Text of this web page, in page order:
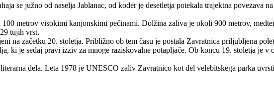
se južno od naselja Jablanac, od koder je desetletja potekala trajektna povezava
metrov visokimi kanjonskimi pečinami. Dolžina zaliva je okoli 900 metrov,
tujih vrst.
na začetku 20. stoletja. Približno ob tem času je postala Zavratnica priljubljena
ki je sedaj pravi izziv za mnoge raziskovalne potapljače. Ob koncu 19. stoletja je v
dela. Leta 1978 je UNESCO zaliv Zavratnico kot del velebitskega parka